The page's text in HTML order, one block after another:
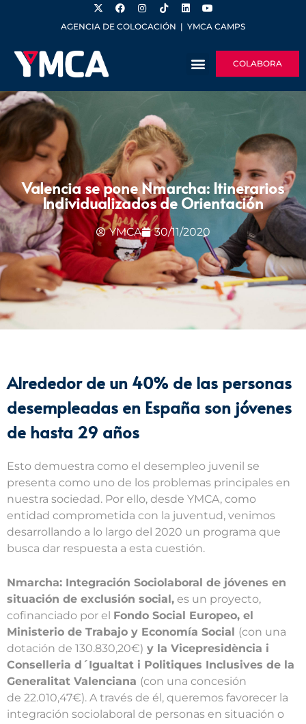
AGENCIA DE COLOCACIÓN | YMCA CAMPS
COLABORA
Valencia se pone Nmarcha: Itinerarios
Individualizados de Orientación
YMCA 30/11/2020
Alrededor de un 40% de las personas
desempleadas en España son jóvenes
de hasta 29 años
Esto demuestra como el desempleo juvenil se
presenta como uno de los problemas principales en
nuestra sociedad. Por ello, desde YMCA, como
entidad comprometida con la juventud, venimos
desarrollando a lo largo del 2020 un programa que
busca dar respuesta a esta cuestión.
Nmarcha: Integración Sociolaboral de jóvenes en
situación de exclusión social, es un proyecto,
cofinanciado por el Fondo Social Europeo, el
Ministerio de Trabajo y Economía Social (con una
dotación de 130.830,20€) y la Vicepresidència i
Conselleria d´Igualtat i Politiques Inclusives de la
Generalitat Valenciana (con una concesión
de 22.010,47€). A través de él, queremos favorecer la
integración sociolaboral de personas en situación o